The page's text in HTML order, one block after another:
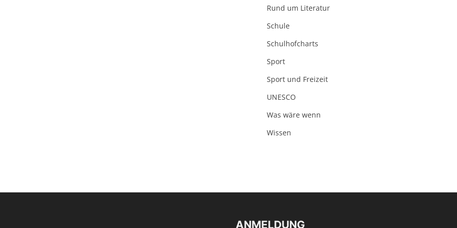
Rund um Literatur
Schule
Schulhofcharts
Sport
Sport und Freizeit
UNESCO
Was wäre wenn
Wissen
ANMELDUNG